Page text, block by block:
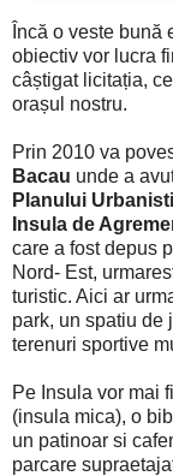
Încă o veste
obiectiv vor lucra
câștigat licitația,
orașul nostru.
Prin 2010 va
Bacau unde a
Planului
Insula de
care a fost depus
Nord- Est,
turistic. Aici ar
park, un spatiu de
terenuri sportive
Pe Insula vor mai
(insula mica), o
un patinoar si
parcare